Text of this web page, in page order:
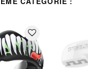
par les impacts.
fin et une
de la mâchoire
favorite_border